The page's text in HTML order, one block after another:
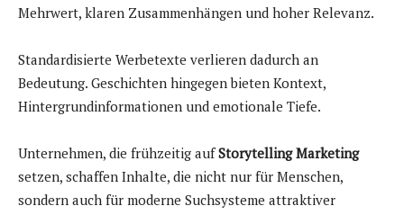
Mehrwert, klaren Zusammenhängen und hoher Relevanz.
Standardisierte Werbetexte verlieren dadurch an
Bedeutung. Geschichten hingegen bieten Kontext,
Hintergrundinformationen und emotionale Tiefe.
Unternehmen, die frühzeitig aufStorytelling Marketing
setzen, schaffen Inhalte, die nicht nur für Menschen,
sondern auch für moderne Suchsysteme attraktiver